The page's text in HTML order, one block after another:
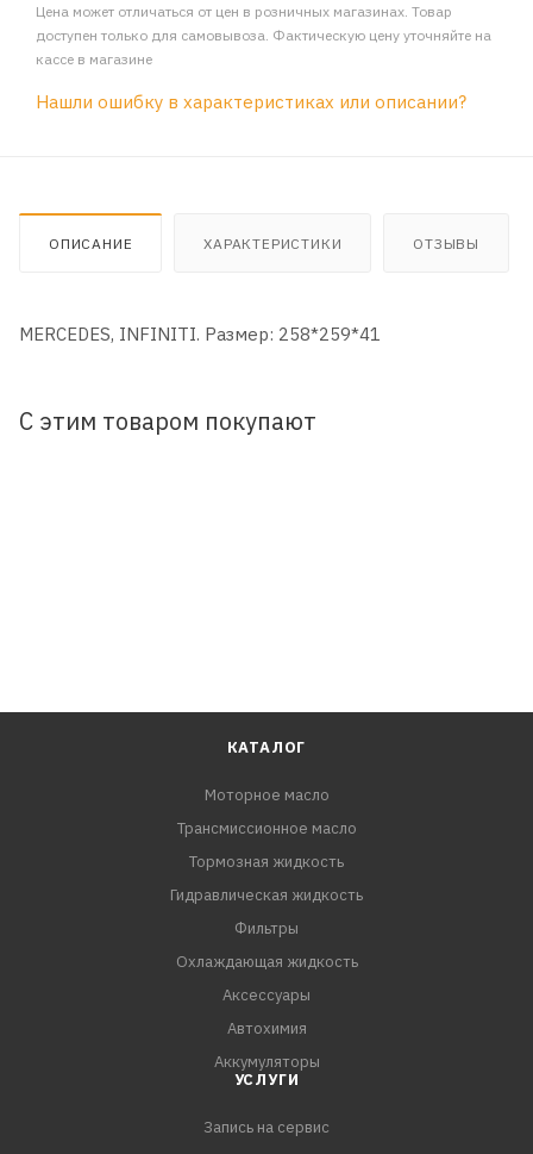
Цена может отличаться от цен в розничных магазинах. Товар
доступен только для самовывоза. Фактическую цену уточняйте на
кассе в магазине
Нашли ошибку в характеристиках или описании?
ОПИСАНИЕ ХАРАКТЕРИСТИКИ ОТЗЫВЫ
MERCEDES, INFINITI. Размер: 258*259*41
С этим товаром покупают
КАТАЛОГ
Моторное масло
Трансмиссионное масло
Тормозная жидкость
Гидравлическая жидкость
Фильтры
Охлаждающая жидкость
Аксессуары
Автохимия
Аккумуляторы
УСЛУГИ
Запись на сервис